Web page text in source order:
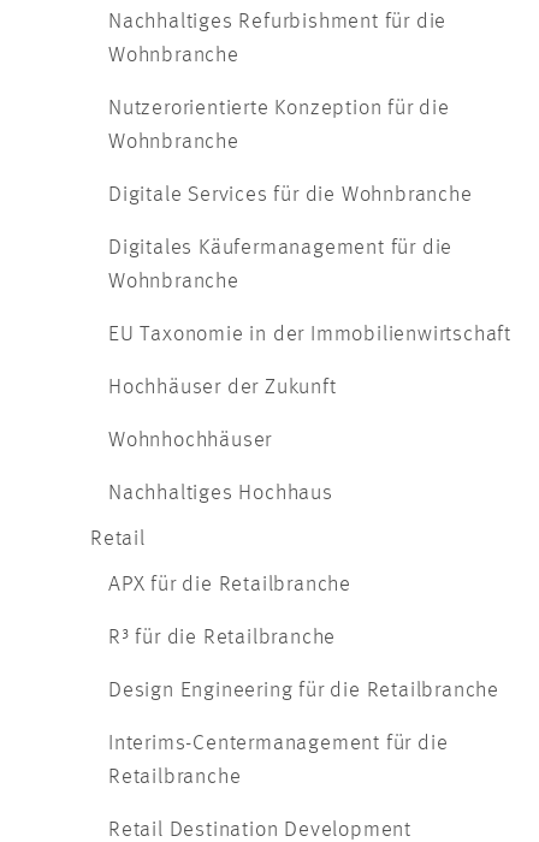
Nachhaltiges Refurbishment für die
Wohnbranche
Nutzerorientierte Konzeption für die
Wohnbranche
Digitale Services für die Wohnbranche
Digitales Käufermanagement für die
Wohnbranche
EU Taxonomie in der Immobilienwirtschaft
Hochhäuser der Zukunft
Wohnhochhäuser
Nachhaltiges Hochhaus
Retail
APX für die Retailbranche
R³ für die Retailbranche
Design Engineering für die Retailbranche
Interims-Centermanagement für die
Retailbranche
Retail Destination Development